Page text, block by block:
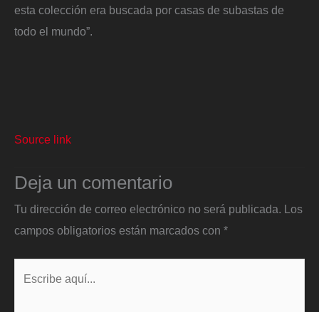
esta colección era buscada por casas de subastas de
todo el mundo”.
Source link
Deja un comentario
Tu dirección de correo electrónico no será publicada. Los
campos obligatorios están marcados con *